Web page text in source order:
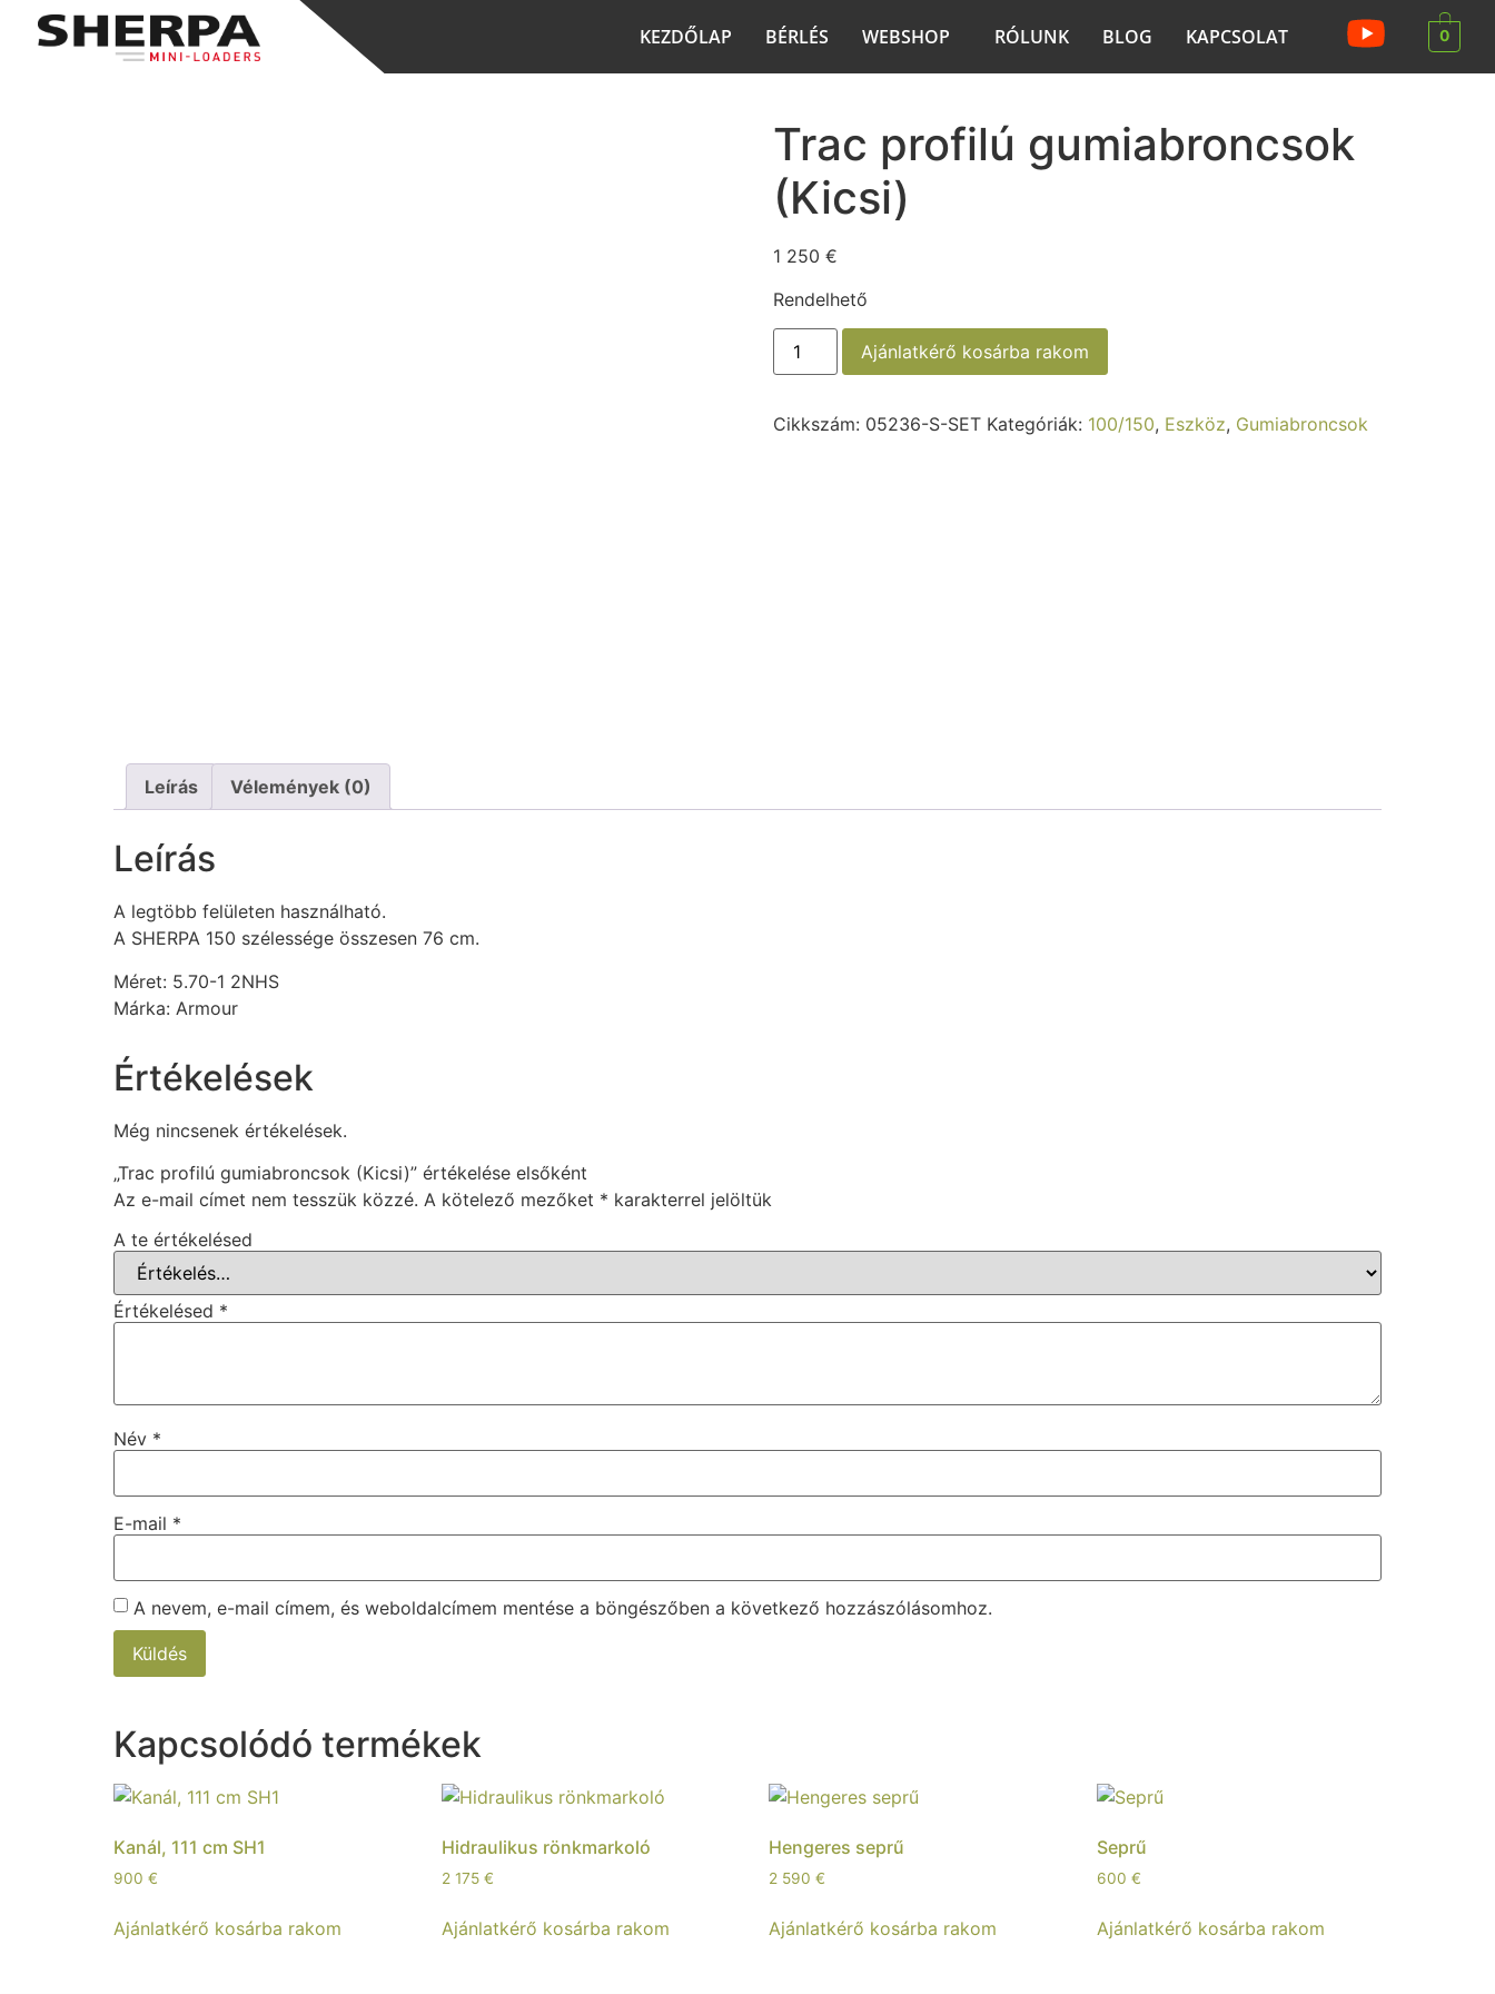
KEZDŐLAP BÉRLÉS WEBSHOP RÓLUNK BLOG KAPCSOLAT 0
Trac profilú gumiabroncsok
(Kicsi)
1 250 €
Rendelhető
Ajánlatkérő kosárba rakom
Cikkszám: 05236-S-SET Kategóriák: 100/150, Eszköz, Gumiabroncsok
Leírás Vélemények (0)
Leírás
A legtöbb felületen használható.
A SHERPA 150 szélessége összesen 76 cm.
Méret: 5.70-1 2NHS
Márka: Armour
Értékelések
Még nincsenek értékelések.
„Trac profilú gumiabroncsok (Kicsi)” értékelése elsőként
Az e-mail címet nem tesszük közzé. A kötelező mezőket * karakterrel jelöltük
A te értékelésed
Értékelésed *
Név *
E-mail *
A nevem, e-mail címem, és weboldalcímem mentése a böngészőben a következő hozzászólásomhoz.
Kapcsolódó termékek
Kanál, 111 cm SH1
900 €
Ajánlatkérő kosárba rakom
Hidraulikus rönkmarkoló
2 175 €
Ajánlatkérő kosárba rakom
Hengeres seprű
2 590€
Ajánlatkérő kosárba rakom
Seprű
600€
Ajánlatkérő kosárba rakom